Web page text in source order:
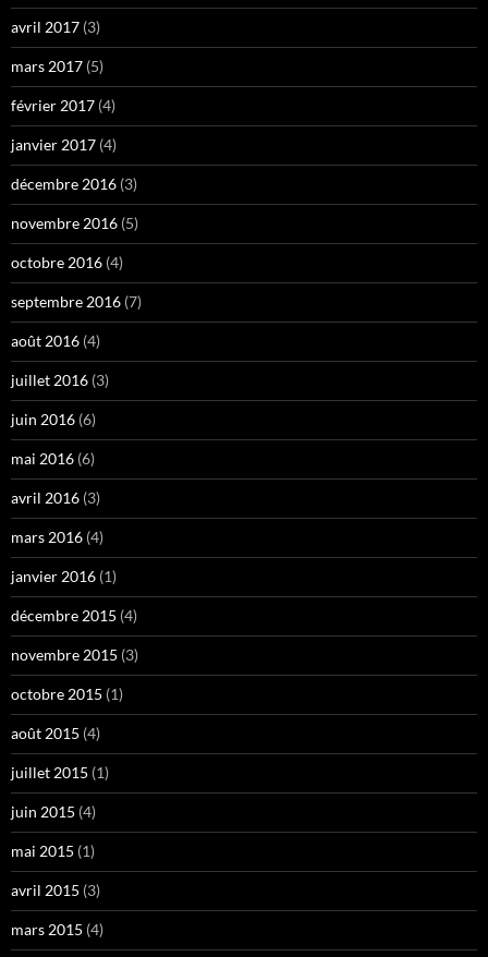
avril 2017 (3)
mars 2017 (5)
février 2017 (4)
janvier 2017 (4)
décembre 2016 (3)
novembre 2016 (5)
octobre 2016 (4)
septembre 2016 (7)
août 2016 (4)
juillet 2016 (3)
juin 2016 (6)
mai 2016 (6)
avril 2016 (3)
mars 2016 (4)
janvier 2016 (1)
décembre 2015 (4)
novembre 2015 (3)
octobre 2015 (1)
août 2015 (4)
juillet 2015 (1)
juin 2015 (4)
mai 2015 (1)
avril 2015 (3)
mars 2015 (4)